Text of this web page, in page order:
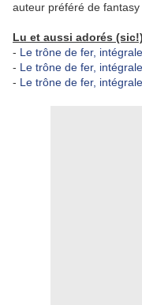
auteur préféré de fantasy
Lu et aussi adorés
- Le trône de fer,
- Le trône de fer,
- Le trône de fer,